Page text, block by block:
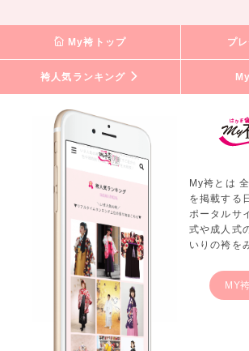
My袴トップ プ
袴人気ランキング
My袴とは
を掲載する
ポータルサ
式や成人式
いりの袴を
MY